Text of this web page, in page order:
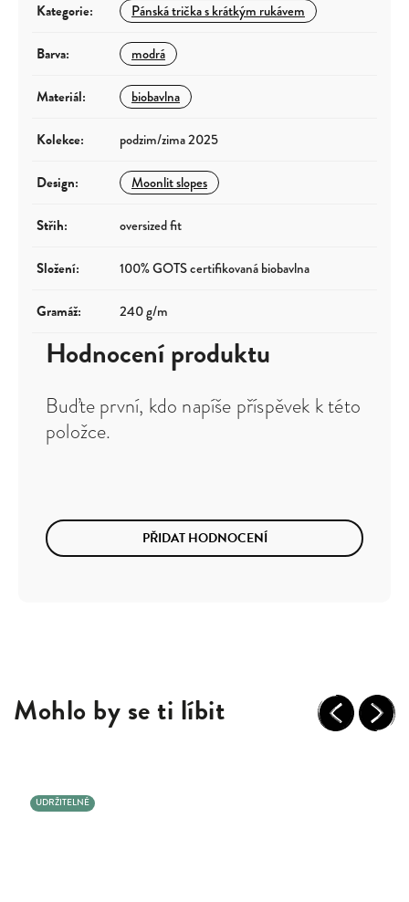
Kategorie: Pánská trička s krátkým rukávem
Barva: modrá
Materiál: biobavlna
Kolekce: podzim/zima 2025
Design: Moonlit slopes
Střih: oversized fit
Složení: 100% GOTS certifikovaná biobavlna
Gramáž: 240 g/m
Hodnocení produktu
Buďte první, kdo napíše příspěvek k této
položce.
PŘIDAT HODNOCENÍ
Mohlo by se ti líbit Previous
UDRŽITELNÉ
Next